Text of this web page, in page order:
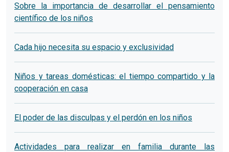
Sobre la importancia de desarrollar el pensamiento
científico de los niños
Cada hijo necesita su espacio y exclusividad
Niños y tareas domésticas: el tiempo compartido y la
cooperación en casa
El poder de las disculpas y el perdón en los niños
Actividades para realizar en familia durante las